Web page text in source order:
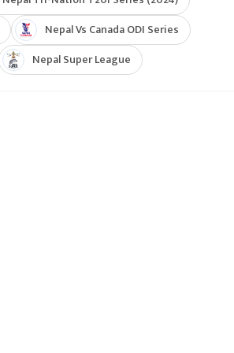
Nepal Vs Canada ODI Series
Nepal Super League